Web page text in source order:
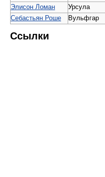
Элисон Ломан
Урсула
Себастьян Роше
Вульфгар
Ссылки